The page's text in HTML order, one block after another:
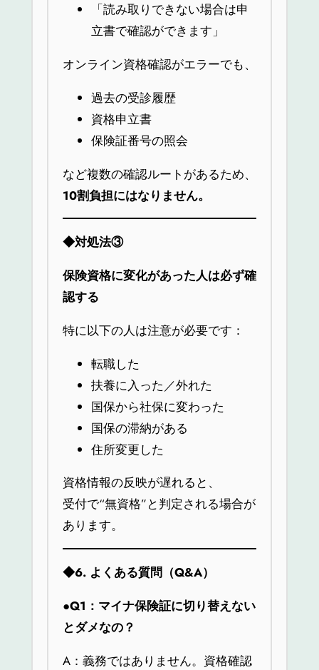
「読み取りできない場合は申
立書で確認ができます」
オンライン資格確認がエラーでも、
過去の受診履歴
資格申立書
保険証番号の照会
など複数の確認ルートがあるため、
10割負担にはなりません。
◆対処法③
保険資格に変化があった人は必ず確
認する
特に以下の人は注意が必要です：
転職した
扶養に入った／外れた
国保から社保に変わった
国保の滞納がある
住所変更した
資格情報の反映が遅れると、
受付で“無資格”と判定される場合が
あります。
◆6. よくある質問（Q&A）
●Q1 ：マイナ保険証に切り替えない
とダメなの？
A：義務ではありません。資格確認